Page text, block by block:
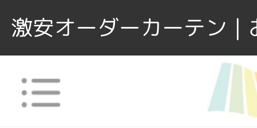
激安オーダーカーテン